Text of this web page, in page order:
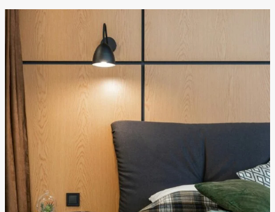
Voodipesu
trendid
2025.aastal